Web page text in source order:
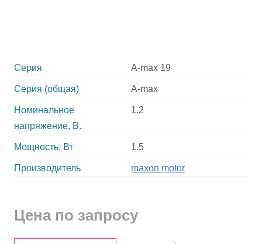
Серия A-max 19
Серия (общая) A-max
Номинальное
напряжение, В.
1.2
Мощность, Вт 1.5
Производитель maxon motor
Цена по запросу